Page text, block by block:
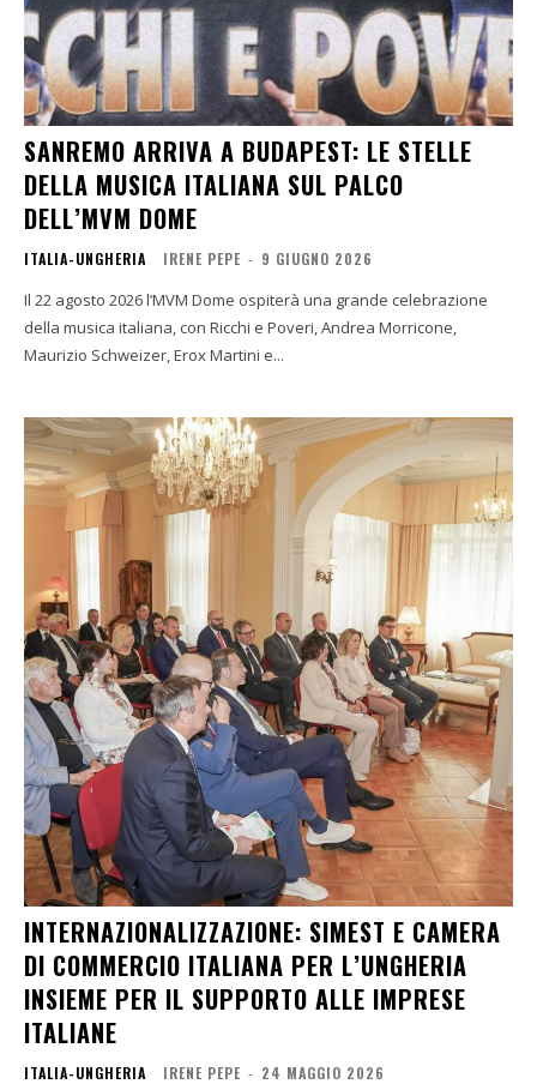
SANREMO ARRIVA A BUDAPEST: LE STELLE
DELLA MUSICA ITALIANA SUL PALCO
DELL’MVM DOME
ITALIA-UNGHERIA IRENE PEPE - 9 GIUGNO 2026
Il 22 agosto 2026 l’MVM Dome ospiterà una grande celebrazione
della musica italiana, con Ricchi e Poveri, Andrea Morricone,
Maurizio Schweizer, Erox Martini e...
INTERNAZIONALIZZAZIONE: SIMEST E CAMERA
DI COMMERCIO ITALIANA PER L’UNGHERIA
INSIEME PER IL SUPPORTO ALLE IMPRESE
ITALIANE
ITALIA-UNGHERIA IRENE PEPE - 24 MAGGIO 2026